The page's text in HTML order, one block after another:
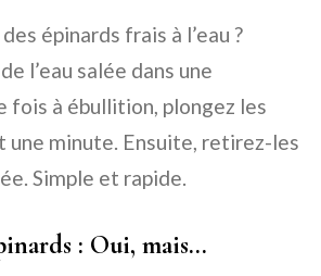
épinards frais à l’eau ?
l’eau salée dans une
fois à ébullition, plongez les
une minute. Ensuite, retirez-les
Simple et rapide.
: Oui, mais…